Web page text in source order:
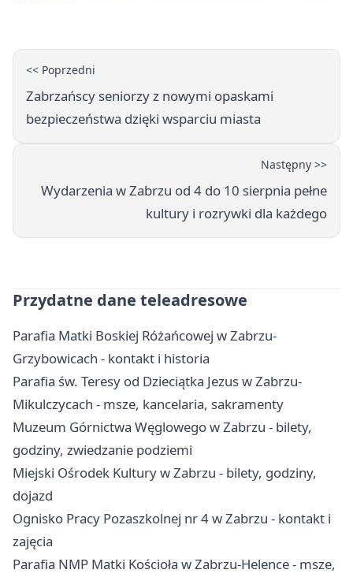
<< Poprzedni
Zabrzańscy seniorzy z nowymi opaskami
bezpieczeństwa dzięki wsparciu miasta
Następny >>
Wydarzenia w Zabrzu od 4 do 10 sierpnia pełne
kultury i rozrywki dla każdego
Przydatne dane teleadresowe
Parafia Matki Boskiej Różańcowej w Zabrzu-
Grzybowicach - kontakt i historia
Parafia św. Teresy od Dzieciątka Jezus w Zabrzu-
Mikulczycach - msze, kancelaria, sakramenty
Muzeum Górnictwa Węglowego w Zabrzu - bilety,
godziny, zwiedzanie podziemi
Miejski Ośrodek Kultury w Zabrzu - bilety, godziny,
dojazd
Ognisko Pracy Pozaszkolnej nr 4 w Zabrzu - kontakt i
zajęcia
Parafia NMP Matki Kościoła w Zabrzu-Helence - msze,